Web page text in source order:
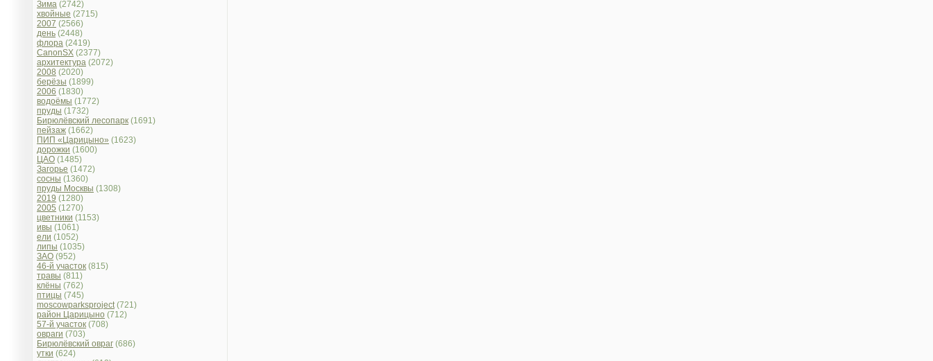
Зима (2742)
хвойные (2715)
2007 (2566)
день (2448)
флора (2419)
CanonSX (2377)
архитектура (2072)
2008 (2020)
берёзы (1899)
2006 (1830)
водоёмы (1772)
пруды (1732)
Бирюлёвский лесопарк (1691)
пейзаж (1662)
ПИП «Царицыно» (1623)
дорожки (1600)
ЦАО (1485)
Загорье (1472)
сосны (1360)
пруды Москвы (1308)
2019 (1280)
2005 (1270)
цветники (1153)
ивы (1061)
ели (1052)
липы (1035)
ЗАО (952)
46-й участок (815)
травы (811)
клёны (762)
птицы (745)
moscowparksproject(721)
район Царицыно (712)
57-й участок (708)
овраги (703)
Бирюлёвский овраг (686)
утки (624)